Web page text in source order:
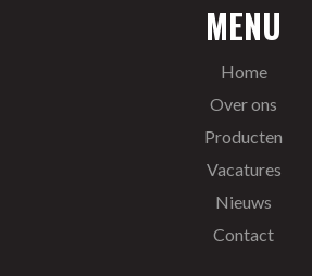
MENU
Home
Over ons
Producten
Vacatures
Nieuws
Contact